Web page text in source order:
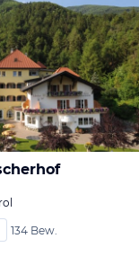
134 Bew.